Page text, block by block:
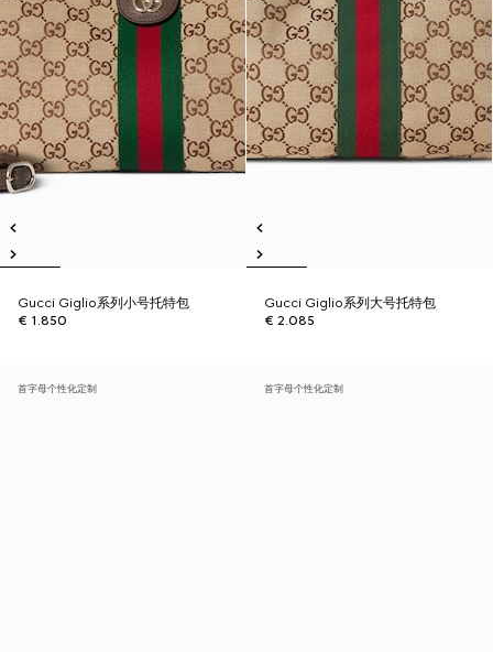
Gucci Giglio系列小号托特包
€ 1.850
Gucci Giglio系列大号托特包
€ 2.085
首字母个性化定制 首字母个性化定制